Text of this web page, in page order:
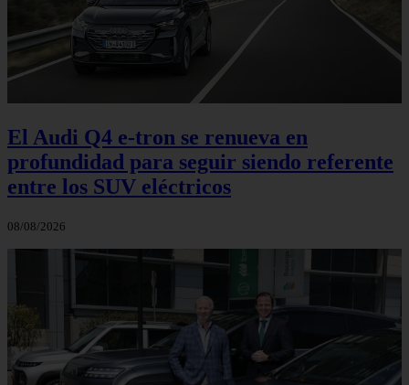
El Audi Q4 e-tron se renueva en
profundidad para seguir siendo referente
entre los SUV eléctricos
08/08/2026